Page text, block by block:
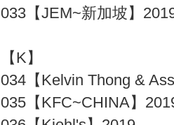
033【JEM~新加坡】
【K】
034【Kelvin Thong &
035【KFC~CHINA】